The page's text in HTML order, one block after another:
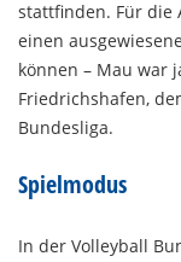
stattfinden. Für die
einen
können – Mau war
Friedrichshafen,
Bundesliga.
Spielmodus
In der Volleyball